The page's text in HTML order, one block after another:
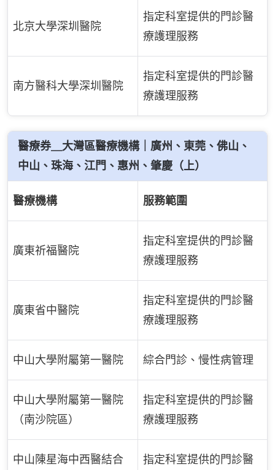
北京大學深圳醫院
指定科室提供的門診醫
療護理服務
南方醫科大學深圳醫院
指定科室提供的門診醫
療護理服務
醫療券＿大灣區醫療機構｜廣州、東莞、佛山、
中山、珠海、江門、惠州、肇慶（上）
醫療機構 服務範圍
廣東祈福醫院
指定科室提供的門診醫
療護理服務
廣東省中醫院
指定科室提供的門診醫
療護理服務
中山大學附屬第一醫院 綜合門診、慢性病管理
中山大學附屬第一醫院
（南沙院區）
指定科室提供的門診醫
療護理服務
中山陳星海中西醫結合
指定科室提供的門診醫